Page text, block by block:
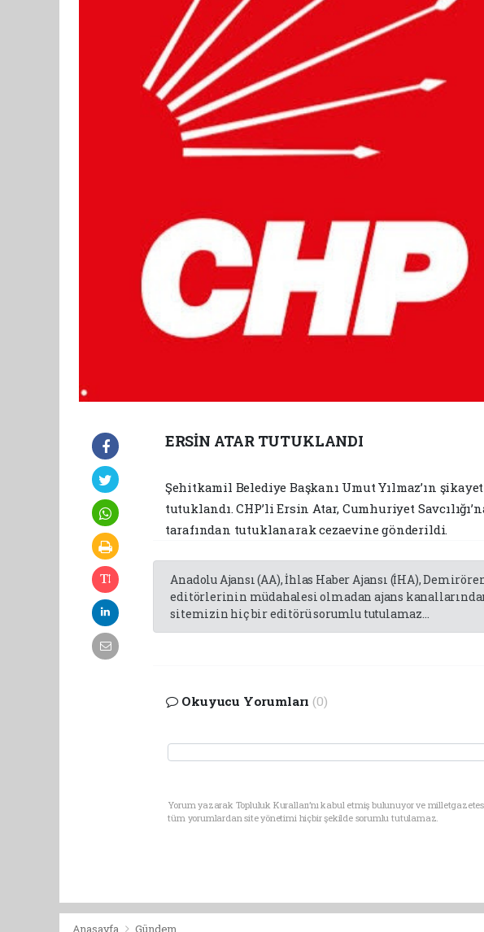
ERSİN ATAR TUTUKLANDI
Şehitkamil Belediye Başkanı Umut Yılmaz’ın
tutuklandı. CHP’li Ersin Atar, Cumhuriyet
tarafından tutuklanarak cezaevine gönderildi.
Anadolu Ajansı (AA), İhlas Haber Ajansı (İHA),
editörlerinin müdahalesi olmadan ajans
sitemizin hiç bir editörü sorumlu tutulamaz...
Okuyucu Yorumları (0)
Yorum yazarak Topluluk Kuralları’nı kabul etmiş bulunuyor ve
tüm yorumlardan site yönetimi hiçbir şekilde sorumlu tutulamaz.
Anasayfa Gündem